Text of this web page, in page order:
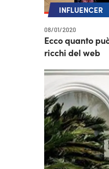
INFLUENCER
08/01/2020
Ecco quanto
ricchi del web